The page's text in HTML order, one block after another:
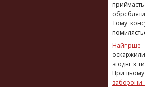
Тому
згодні з
При
заборони